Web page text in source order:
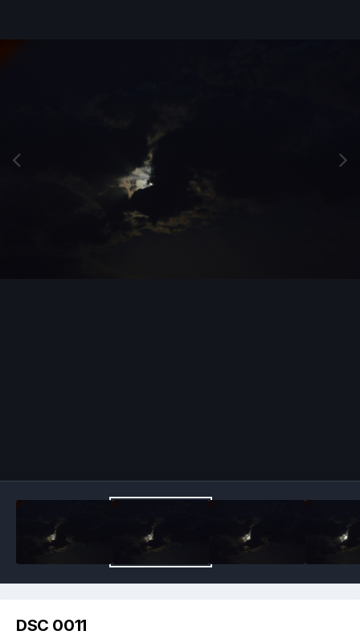
DSC 0011